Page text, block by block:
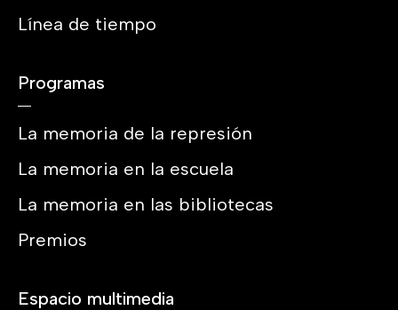
Línea de tiempo
Programas
La memoria de la represión
La memoria en la escuela
La memoria en las bibliotecas
Premios
Espacio multimedia